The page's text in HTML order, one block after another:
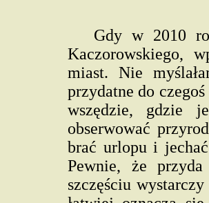
Gdy w 2010
Kaczorowskiego,
miast. Nie
przydatne do
wszędzie, gdzie
obserwować
brać urlopu i
Pewnie, że
szczęściu